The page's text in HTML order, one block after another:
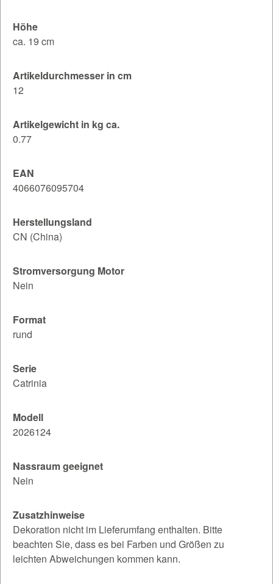
Höhe
ca. 19 cm
Artikeldurchmesser in cm
12
Artikelgewicht in kg ca.
0.77
EAN
4066076095704
Herstellungsland
CN (China)
Stromversorgung Motor
Nein
Format
rund
Serie
Catrinia
Modell
2026124
Nassraum geeignet
Nein
Zusatzhinweise
Dekoration nicht im Lieferumfang enthalten. Bitte
beachten Sie, dass es bei Farben und Größen zu
leichten Abweichungen kommen kann.